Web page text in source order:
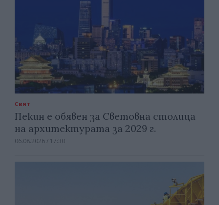
Свят
Пекин е обявен за Световна столица
на архитектурата за 2029 г.
06.08.2026 / 17:30